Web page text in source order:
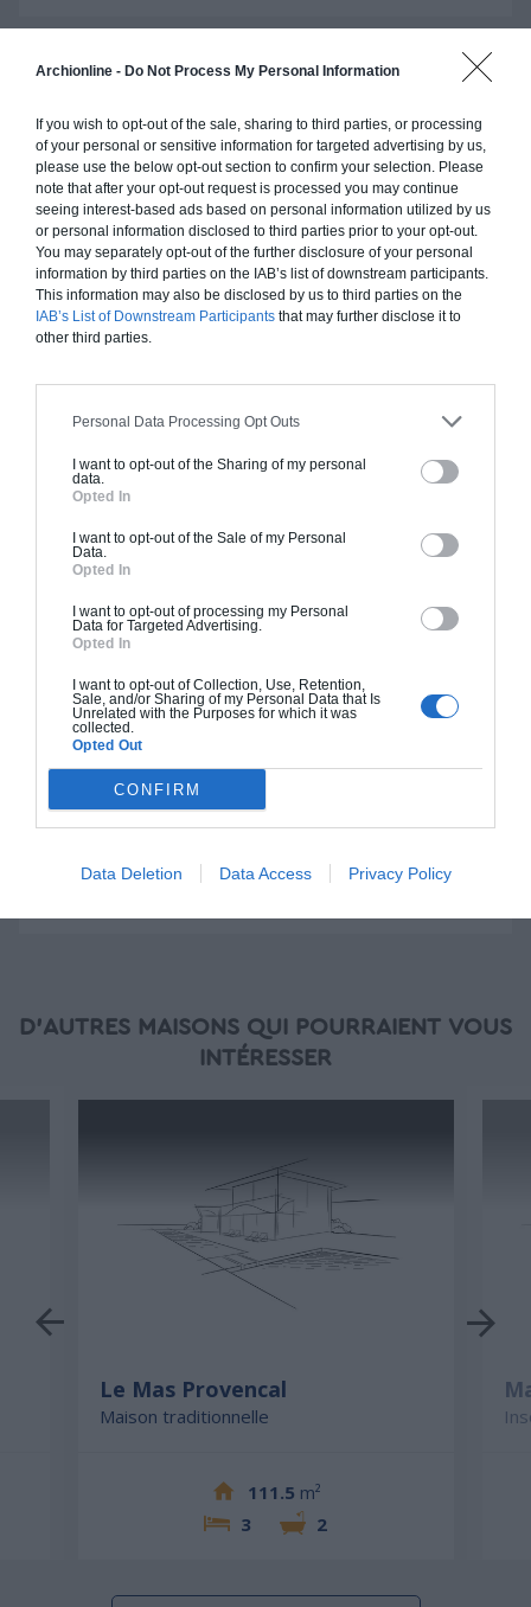
Archionline - Do Not Process My Personal Information
If you wish to opt-out of the sale, sharing to third parties, or processing
of your personal or sensitive information for targeted advertising by us,
please use the below opt-out section to confirm your selection. Please
note that after your opt-out request is processed you may continue
seeing interest-based ads based on personal information utilized by us
or personal information disclosed to third parties prior to your opt-out.
You may separately opt-out of the further disclosure of your personal
information by third parties on the IAB’s list of downstream participants.
This information may also be disclosed by us to third parties on the
IAB’s List of Downstream Participants that may further disclose it to
other third parties.
Personal Data Processing Opt Outs
I want to opt-out of the Sharing of my personal
data.
Opted In
I want to opt-out of the Sale of my Personal
Data.
Opted In
I want to opt-out of processing my Personal
Data for Targeted Advertising.
Opted In
I want to opt-out of Collection, Use, Retention,
Sale, and/or Sharing of my Personal Data that Is
Unrelated with the Purposes for which it was
collected.
Opted Out
CONFIRM
Data Deletion Data Access Privacy Policy
Chiffrage estimatif pour : Fondations et normes
standards. Construction en ossature bois isolé.
Finitions haut de gamme. Le prix "clé en main"
inclut le gros oeuvre et le second oeuvre (cuisine,
peinture, sols...), mais exclut piscine, jardin et
clôture.
À partir de
495 000€ TTC
Je la veux !
Construction BBC
standards. Construction en bloc coffrant isolant
(RT 2020). Finitions haut de gamme. Le prix "clé
en main" inclut le gros oeuvre et le second
oeuvre (cuisine, peinture, sols...), mais exclut
À partir de
572 000€ TTC
Je la veux !
D'AUTRES MAISONS QUI POURRAIENT VOUS
INTÉRESSER
Le Mas Provencal
Maison traditionnelle
111.5 m²
3
2